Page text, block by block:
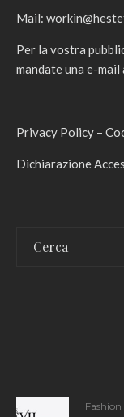
Mail:
Per la vostra
mandate una e-mail
Privacy Policy –
Dichiarazione
Fashion